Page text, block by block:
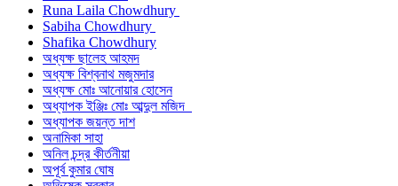
Runa Laila Chowdhury
Sabiha Chowdhury
Shafika Chowdhury
অধ্যক্ষ ছালেহ আহমদ
অধ্যক্ষ বিশ্বনাথ মজুমদার
অধ্যক্ষ মোঃ আনোয়ার হোসেন
অধ্যাপক ইঞ্জিঃ মোঃ আব্দুল মজিদ
অধ্যাপক জয়ন্ত দাশ
অনামিকা সাহা
অনিল চন্দ্র কীর্তনীয়া
অপূর্ব কুমার ঘোষ